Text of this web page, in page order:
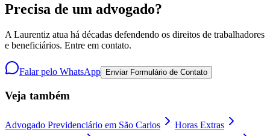
Precisa de um advogado?
A Laurentiz atua há décadas defendendo os direitos de trabalhadores
e beneficiários. Entre em contato.
Falar pelo WhatsApp Enviar Formulário de Contato
Veja também
Advogado Previdenciário em São Carlos
Horas Extras